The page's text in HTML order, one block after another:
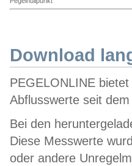
Download
PEGELONLINE
Abflusswerte seit
Bei den
Diese Messwerte
oder andere